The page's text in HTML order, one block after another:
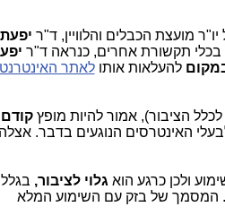
מועצת הכבלים והלוויין, ד"ר יפעת
תקשורת אחרים, כנראה ד"ר
להעלאות אותולאתר האינטרנט
הציבור), אמור להיות מופץ
האינטרסים הנוגעים בדבר.
ולכן כרגע הוא גלוי לציבור,
המסמך של בזק עם השימוע המלא